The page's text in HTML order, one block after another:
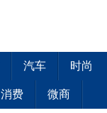
汽车 时尚
消费 微商